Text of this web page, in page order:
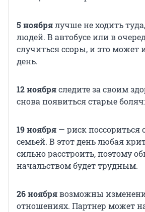
5 ноябрялучше не ходить
людей. В автобусе или в
случиться ссоры, и это может
день.
12 ноябряследите за своим
снова появиться старые
19 ноября — риск поссориться
семьей. В этот день любая
сильно расстроить, поэтому
начальством будет трудным.
26 ноябрявозможны
отношениях. Партнер может